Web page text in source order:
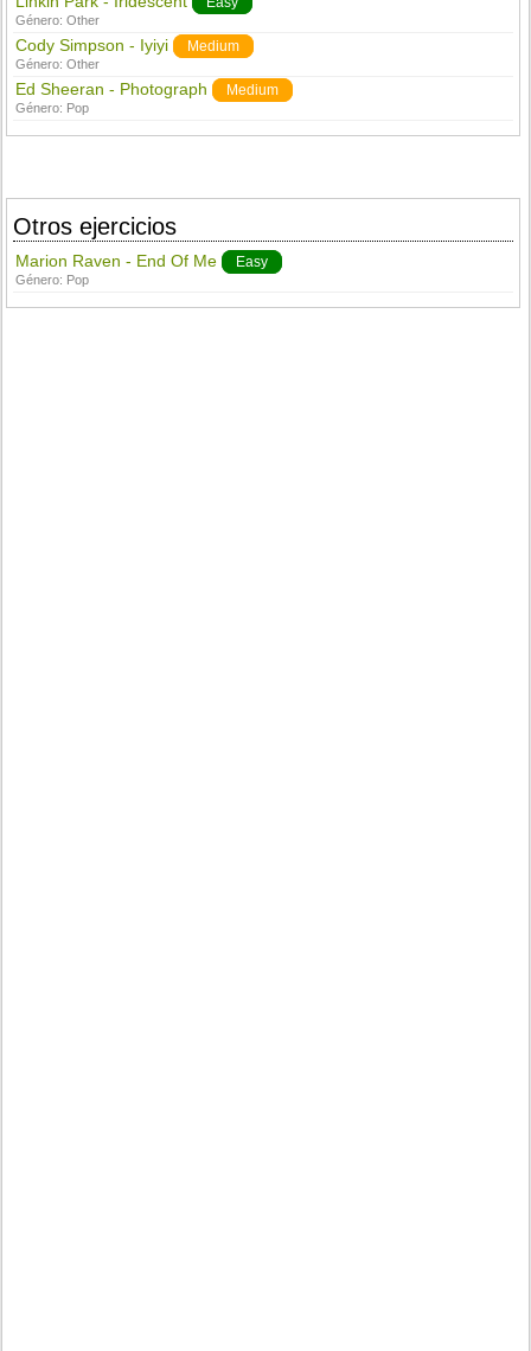
Género:Other
Cody Simpson - Iyiyi Medium
Género:Other
Ed Sheeran - Photograph Medium
Género: Pop
Otros ejercicios
Marion Raven - End Of Me Easy
Género: Pop